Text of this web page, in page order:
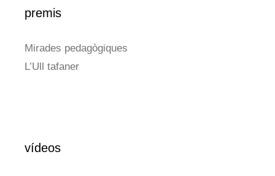
premis
Mirades pedagògiques
L’Ull tafaner
vídeos